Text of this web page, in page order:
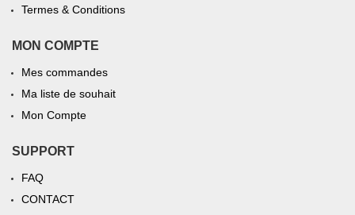
Termes & Conditions
MON COMPTE
Mes commandes
Ma liste de souhait
Mon Compte
SUPPORT
FAQ
CONTACT